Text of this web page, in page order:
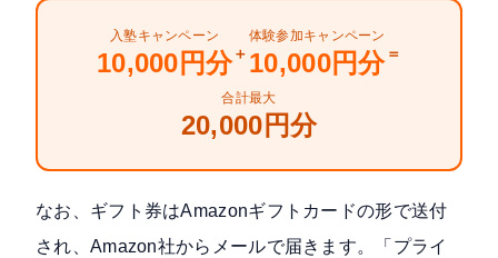
入塾キャンペーン
10,000円分＋
体験参加キャンペーン
10,000円分 ＝
合計最大
20,000円分
なお、ギフト券はAmazonギフトカードの形で送付
され、Amazon社からメールで届きます。「プライ